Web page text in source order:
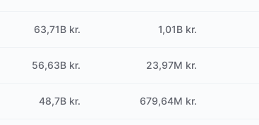
63,71B kr. 1,01B kr.
56,63B kr. 23,97M kr.
48,7B kr. 679,64M kr.